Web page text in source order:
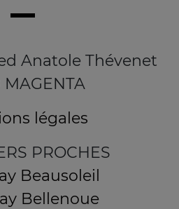
Anatole Thévenet
MAGENTA
légales
PROCHES
Beausoleil
Bellenoue